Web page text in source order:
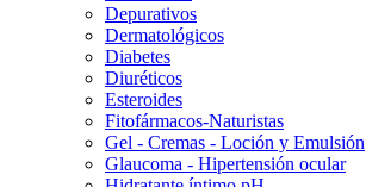
Depurativos
Dermatológicos
Diabetes
Diuréticos
Esteroides
Fitofármacos-Naturistas
Gel - Cremas - Loción y Emulsión
Glaucoma - Hipertensión ocular